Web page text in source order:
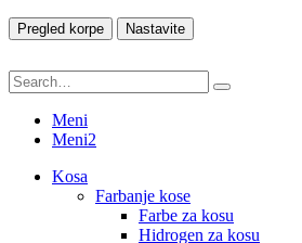
Pregled korpe Nastavite
Meni
Meni2
Kosa
Farbanje kose
Farbe za kosu
Hidrogen za kosu